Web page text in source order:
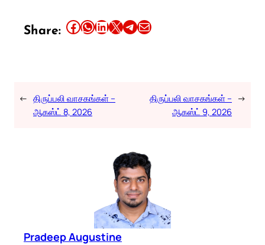
Share: Share this article on Facebook Share this article on WhatsApp Share this article on LinkedIn Share this article on X Share this article on TelegramEmail this Article
← திருப்பலி வாசகங்கள் –
ஆகஸ்ட் 8, 2026
திருப்பலி வாசகங்கள் –
ஆகஸ்ட் 9, 2026
→
Pradeep Augustine